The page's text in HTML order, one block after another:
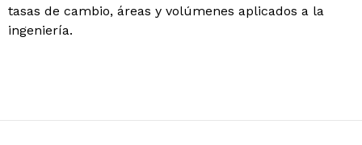
tasas de cambio, áreas y volúmenes aplicados a la
ingeniería.